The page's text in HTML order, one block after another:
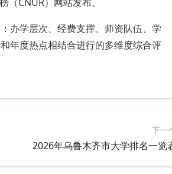
办学层次、经费支撑、师资队伍、学
年度热点相结合进行的多维度综合评
下一
2026年乌鲁木齐市大学排名一览